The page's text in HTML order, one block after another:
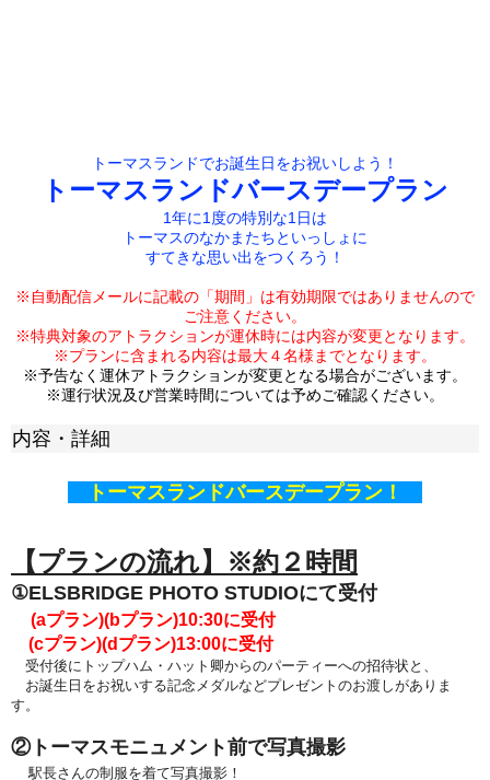
トーマスランドでお誕生日をお祝いしよう！
トーマスランドバースデープラン
1年に1度の特別な1日は
トーマスのなかまたちといっしょに
すてきな思い出をつくろう！
※自動配信メールに記載の「期間」は有効期限ではありませんので
ご注意ください。
※特典対象のアトラクションが運休時には内容が変更となります。
※プランに含まれる内容は最大４名様までとなります。
※予告なく運休アトラクションが変更となる場合がございます。
※運行状況及び営業時間については予めご確認ください。
内容・詳細
トーマスランドバースデープラン！
【プランの流れ】※約２時間
①ELSBRIDGE PHOTO STUDIOにて受付
(aプラン)(bプラン)10:30に受付
(cプラン)(dプラン)13:00に受付
受付後に トップハム・ハット卿からのパーティーへの招待状と、
お誕生日をお祝いする記念メダルなどプレゼントのお渡しがありま
す。
②トーマスモニュメント前で写真撮影
駅長さんの制服を着て写真撮影！